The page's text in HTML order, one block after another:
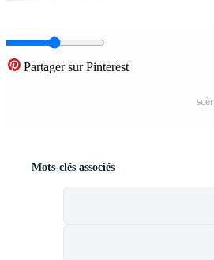
Partager sur Pinterest
Mots-clés associés